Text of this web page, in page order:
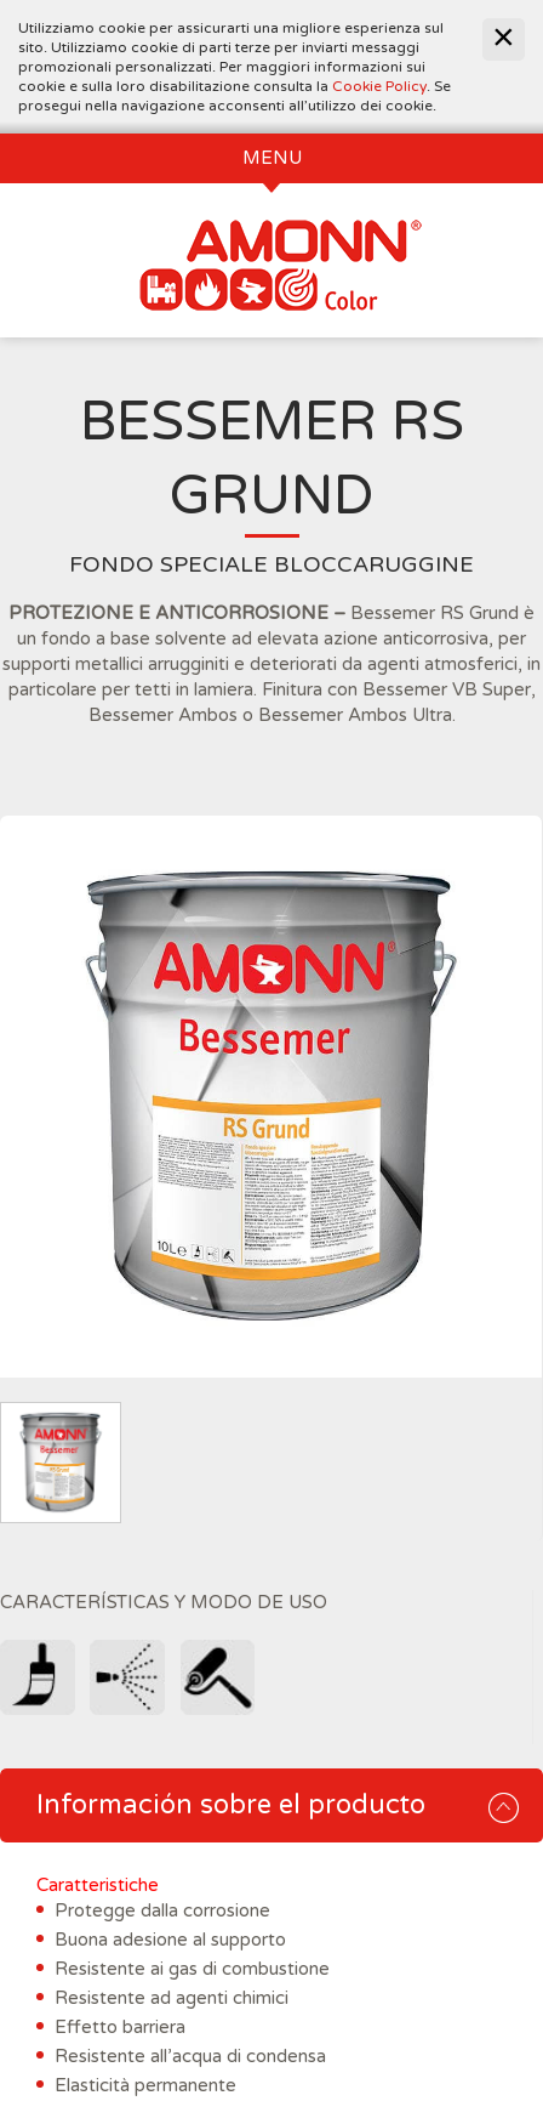
Utilizziamo cookie per assicurarti una migliore esperienza sul
sito. Utilizziamo cookie di parti terze per inviarti messaggi
promozionali personalizzati. Per maggiori informazioni sui
cookie e sulla loro disabilitazione consulta la Cookie Policy. Se
prosegui nella navigazione acconsenti all’utilizzo dei cookie.
MENU
BESSEMER RS
GRUND
FONDO SPECIALE BLOCCARUGGINE
PROTEZIONE E ANTICORROSIONE – Bessemer RS Grund è
un fondo a base solvente ad elevata azione anticorrosiva, per
supporti metallici arrugginiti e deteriorati da agenti atmosferici, in
particolare per tetti in lamiera. Finitura con Bessemer VB Super,
Bessemer Ambos o Bessemer Ambos Ultra.
CARACTERÍSTICAS Y MODO DE USO
Información sobre el producto
Caratteristiche
Protegge dalla corrosione
Buona adesione al supporto
Resistente ai gas di combustione
Resistente ad agenti chimici
Effetto barriera
Resistente all’acqua di condensa
Elasticità permanente